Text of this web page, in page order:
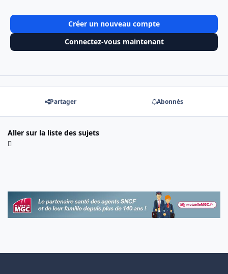
Créer un nouveau compte
Connectez-vous maintenant
Partager Abonnés
Aller sur la liste des sujets